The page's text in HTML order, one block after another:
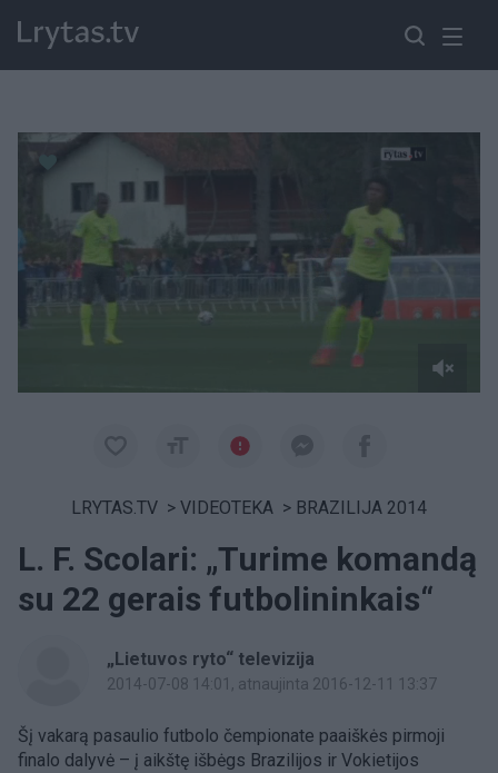
Paremkite Ukrainą
LRYTAS.TV > VIDEOTEKA > BRAZILIJA 2014
L. F. Scolari: „Turime komandą
su 22 gerais futbolininkais“
„Lietuvos ryto“ televizija
2014-07-08 14:01 , atnaujinta 2016-12-11 13:37
Šį vakarą pasaulio futbolo čempionate paaiškės pirmoji
finalo dalyvė – į aikštę išbėgs Brazilijos ir Vokietijos